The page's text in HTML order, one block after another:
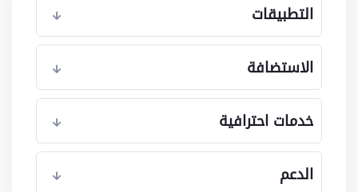
التطبيقات
الاستضافة
خدمات احترافية
الدعم